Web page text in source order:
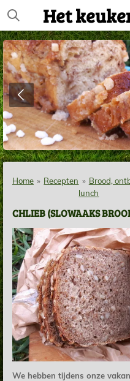
Ga
direct
naar
de
hoofdinhoud
Het
Home » Recepten » Brood,
lunch
CHLIEB (SLOWAAKS
We hebben tijdens onze